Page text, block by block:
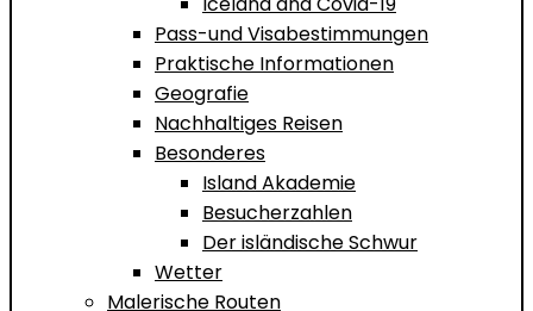
Pass-und Visabestimmungen
Praktische Informationen
Geografie
Nachhaltiges Reisen
Besonderes
Island Akademie
Besucherzahlen
Der isländische Schwur
Wetter
Malerische Routen